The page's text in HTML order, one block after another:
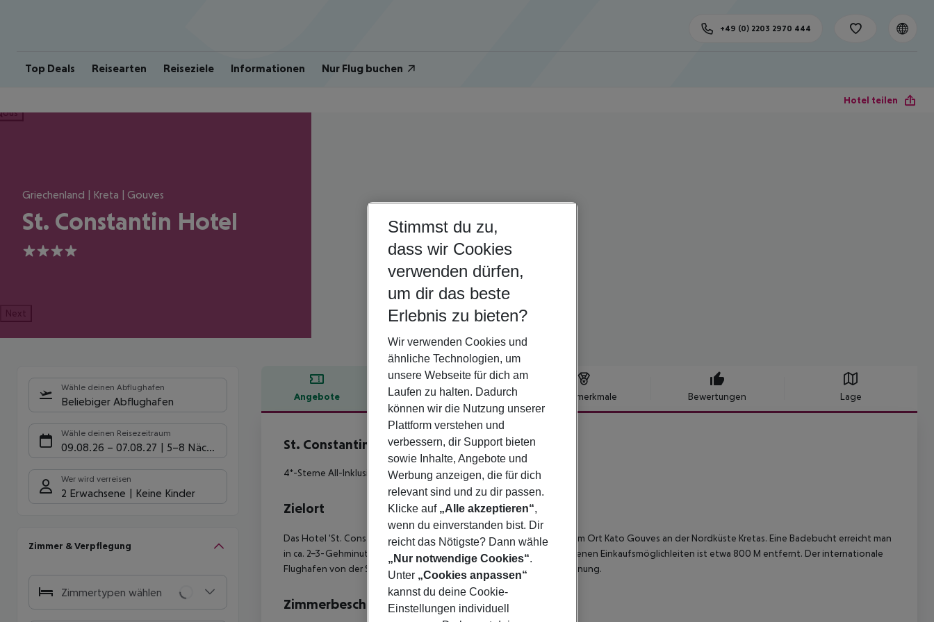
Top Deals Reisearten Reiseziele Informationen Nur Flug buchen
+49 (0) 2203 2970 444
Hotel teilen
Griechenland | Kreta | Gouves
St. Constantin Hotel
4
Next
Wähle deinen Abflughafen
Beliebiger Abflughafen
Wähle deinen Reisezeitraum
09.08.26 – 07.08.27 5-8 Nächte
Wer wird verreisen
2 Erwachsene Keine Kinder
Zimmer & Verpflegung
Zimmertypen wählen
Angebote Hotelbeschreibung Hotelmerkmale Bewertungen Lage
Hotelbeschreibung
St. Constantin Hotel
4
4*-Sterne All-Inklusive Resort, ideal für Familien und Paare!
Zielort
Das Hotel 'St. Constantin' befindet sich oberhalb der Küstenstrasse im Ort Kato Gouves an der Nordküste Kretas. Eine Badebucht erreicht man
in ca. 2-3-Gehminuten (ca. 30-100 m) und der Ortskern mit verschiedenen Einkaufsmöglichleiten ist etwa 800 M entfernt. Der internationale
Flughafen von der Stadt Heraklion befeindet sich in ca. 20 km Entfernung.
Zimmerbeschreibung
Stimmst du zu,
dass wir Cookies
verwenden dürfen,
um dir das beste
Erlebnis zu bieten?
Wir verwenden Cookies und
ähnliche Technologien, um
unsere Webseite für dich am
Laufen zu halten. Dadurch
können wir die Nutzung unserer
Plattform verstehen und
verbessern, dir Support bieten
sowie Inhalte, Angebote und
Werbung anzeigen, die für dich
relevant sind und zu dir passen.
Klicke auf „Alle akzeptieren“,
wenn du einverstanden bist. Dir
reicht das Nötigste? Dann wähle
„Nur notwendige Cookies“.
Unter „Cookies anpassen“
kannst du deine Cookie-
Einstellungen individuell